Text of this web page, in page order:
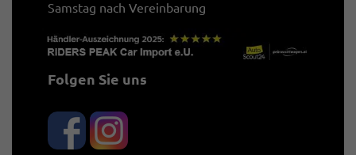
Samstag nach Vereinbarung
Folgen Sie uns